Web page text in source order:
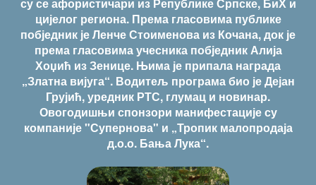
цијелог региона. Према гласовима публике
побједник је Ленче Стоименова из Кочана, док је
према гласовима учесника побједник Алија
Хоџић из Зенице. Њима је припала награда
„Златна вијуга“. Водитељ програма био је Дејан
Грујић, уредник РТС, глумац и новинар.
Овогодишњи спонзори манифестације су
компаније "Супернова" и „Тропик малопродаја
д.о.о. Бања Лука“.